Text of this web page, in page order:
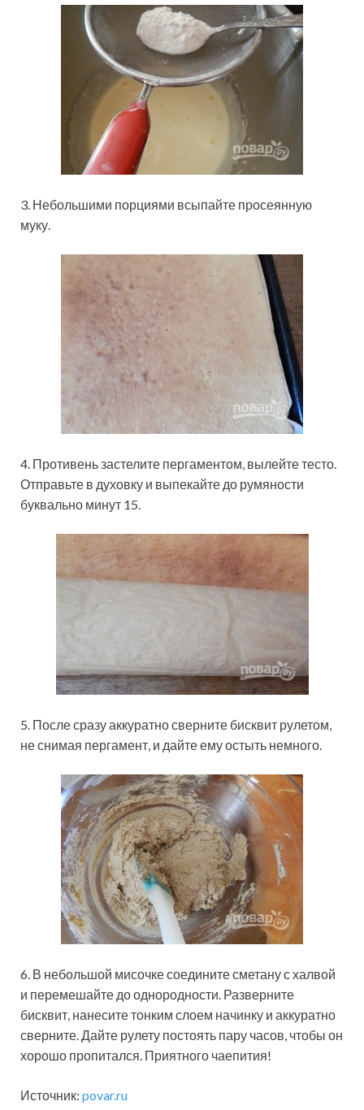
3. Небольшими порциями всыпайте просеянную
муку.
4. Противень застелите пергаментом, вылейте тесто.
Отправьте в духовку и выпекайте до румяности
буквально минут 15.
5. После сразу аккуратно сверните бисквит рулетом,
не снимая пергамент, и дайте ему остыть немного.
6. В небольшой мисочке соедините сметану с халвой
и перемешайте до однородности. Разверните
бисквит, нанесите тонким слоем начинку и аккуратно
сверните. Дайте рулету постоять пару часов, чтобы он
хорошо пропитался. Приятного чаепития!
Источник: povar.ru